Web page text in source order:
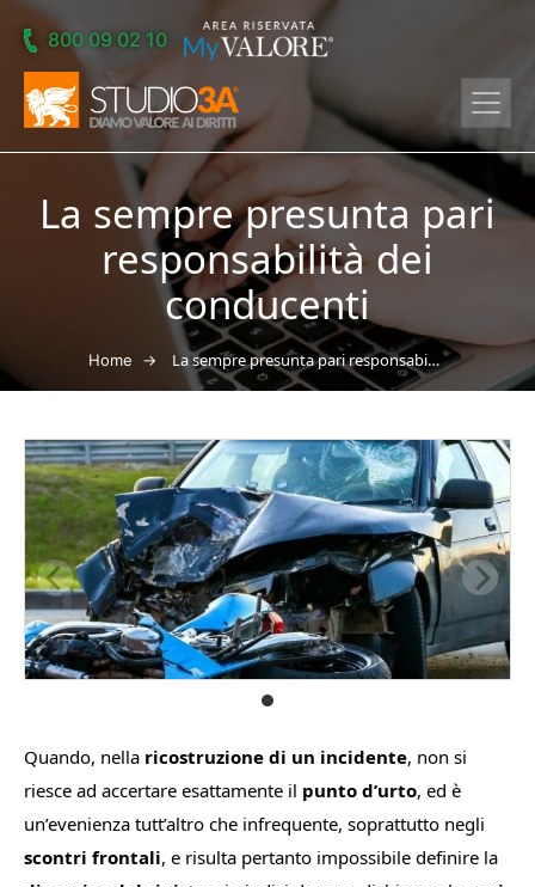
Skip to main content
800 09 02 10
La sempre presunta pari
responsabilità dei
conducenti
Home → La sempre presunta pari responsabilità dei conducenti
Quando, nella ricostruzione di un incidente, non si
riesce ad accertare esattamente il punto d’urto, ed è
un’evenienza tutt’altro che infrequente, soprattutto negli
scontri frontali, e risulta pertanto impossibile definire la